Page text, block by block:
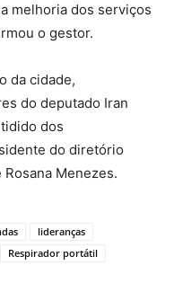
melhoria dos serviços
o gestor.
da cidade,
do deputado Iran
dos
do diretório
Menezes.
lideranças
Respirador portátil